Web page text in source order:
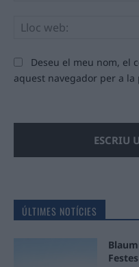
Deseu el meu nom, el
aquest navegador per a
ÚLTIMES NOTÍCIES
Festes